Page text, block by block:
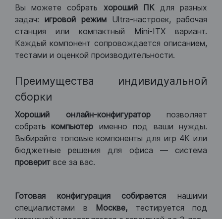
Вы можете собрать хороший ПКдля разных
задач: игровой режим Ultra-настроек, рабочая
станция или компактный Mini-ITX вариант.
Каждый компонент сопровождается описанием,
тестами и оценкой производительности.
Преимущества индивидуальной
сборки
Хороший онлайн-конфигураторпозволяет
собрать компьютер именно под ваши нужды.
Выбирайте топовые компоненты для игр 4К или
бюджетные решения для офиса — система
проверит все за вас.
Готовая конфигурация собираетсянашими
специалистами в Москве, тестируется под